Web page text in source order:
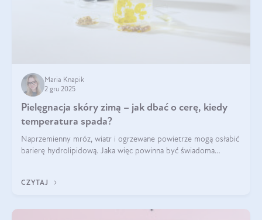
Maria Knapik
2 gru 2025
Pielęgnacja skóry zimą – jak dbać o cerę, kiedy
temperatura spada?
Naprzemienny mróz, wiatr i ogrzewane powietrze mogą osłabić
barierę hydrolipidową. Jaka więc powinna być świadoma
CZYTAJ